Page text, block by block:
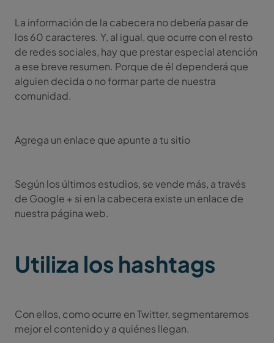
La información de la cabecera no debería pasar de
los 60 caracteres. Y, al igual, que ocurre con el resto
de redes sociales, hay que prestar especial atención
a ese breve resumen. Porque de él dependerá que
alguien decida o no formar parte de nuestra
comunidad.
Agrega un enlace que apunte a tu sitio
Según los últimos estudios, se vende más, a través
de Google + si en la cabecera existe un enlace de
nuestra página web.
Utiliza los hashtags
Con ellos, como ocurre en Twitter, segmentaremos
mejor el contenido y a quiénes llegan.